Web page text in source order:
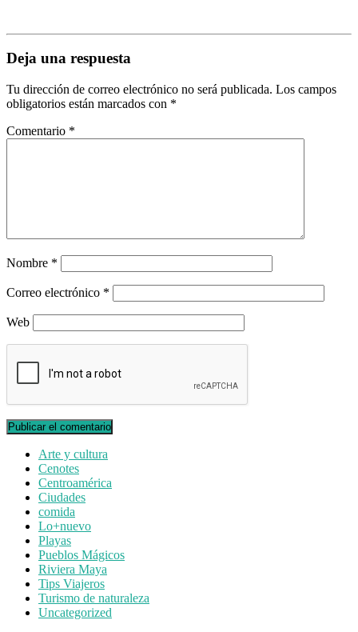
Deja una respuesta
Tu dirección de correo electrónico no será publicada. Los campos
obligatorios están marcados con *
Comentario *
Nombre *
Correo electrónico *
Web
Arte y cultura
Cenotes
Centroamérica
Ciudades
comida
Lo+nuevo
Playas
Pueblos Mágicos
Riviera Maya
Tips Viajeros
Turismo de naturaleza
Uncategorized